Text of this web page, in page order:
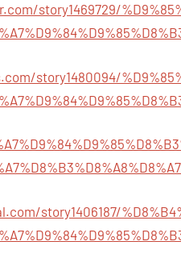
story1469729/
story1480094/
story1406187/